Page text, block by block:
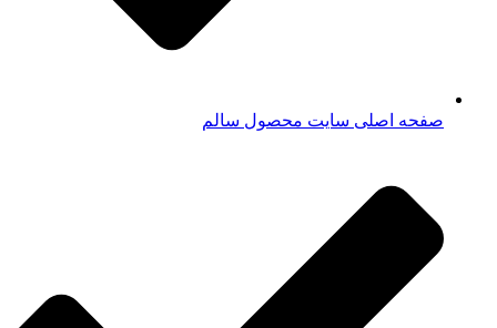
صفحه اصلی سایت محصول سالم